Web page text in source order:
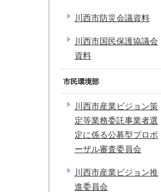
川西市防災会議資料
川西市国民保護協議会
資料
市民環境部
川西市産業ビジョン策
定等業務委託事業者選
定に係る公募型プロポ
ーザル審査委員会
川西市産業ビジョン推
進委員会